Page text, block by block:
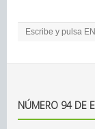
NÚMERO 94 DE